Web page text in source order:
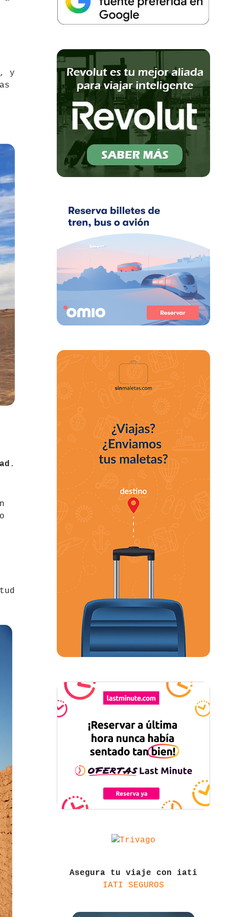
y
.
Asegura tu viaje con iati
IATI SEGUROS